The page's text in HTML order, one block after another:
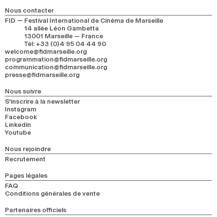
2024
RECHERCHE
Nous contacter
FID — Festival International de Cinéma de Marseille
14 allée Léon Gambetta
13001 Marseille — France
Tél: +33 (0)4 95 04 44 90
welcome@fidmarseille.org
programmation@fidmarseille.org
communication@fidmarseille.org
presse@fidmarseille.org
Nous suivre
S’inscrire à la newsletter
Instagram
Facebook
Linkedin
Youtube
Nous rejoindre
Recrutement
Pages légales
FAQ
Conditions générales de vente
Partenaires officiels